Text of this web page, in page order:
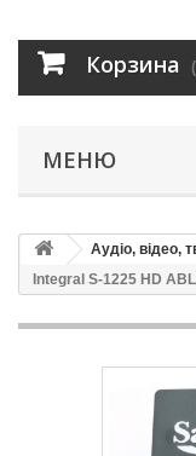
Корзина
МЕНЮ
Аудіо, відео,
Integral S-1225 HD